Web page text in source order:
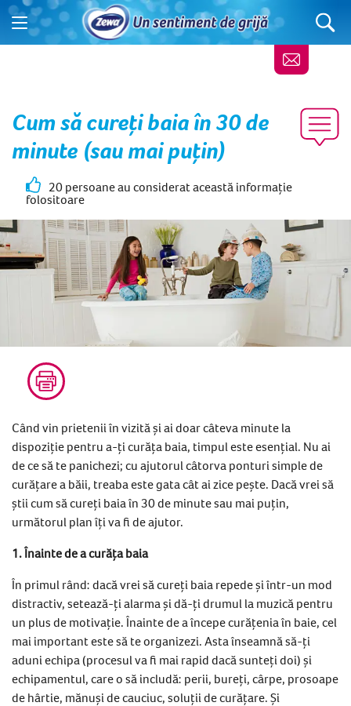
Cum să cureți baia în 30 de
minute (sau mai puțin)
20 persoane au considerat această informație
folositoare
Când vin prietenii în vizită și ai doar câteva minute la
dispoziție pentru a-ți curăța baia, timpul este esențial. Nu ai
de ce să te panichezi; cu ajutorul câtorva ponturi simple de
curățare a băii, treaba este gata cât ai zice pește. Dacă vrei să
știi cum să cureți baia în 30 de minute sau mai puțin,
următorul plan îți va fi de ajutor.
1. Înainte de a curăța baia
În primul rând: dacă vrei să cureți baia repede și într-un mod
distractiv, setează-ți alarma și dă-ți drumul la muzică pentru
un plus de motivație. Înainte de a începe curățenia în baie, cel
mai important este să te organizezi. Asta înseamnă să-ți
aduni echipa (procesul va fi mai rapid dacă sunteți doi) și
echipamentul, care o să includă: perii, bureți, cârpe, prosoape
de hârtie, mănuși de cauciuc, soluții de curățare. Și